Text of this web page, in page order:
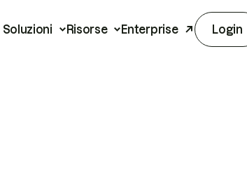
Soluzioni Risorse Enterprise Login